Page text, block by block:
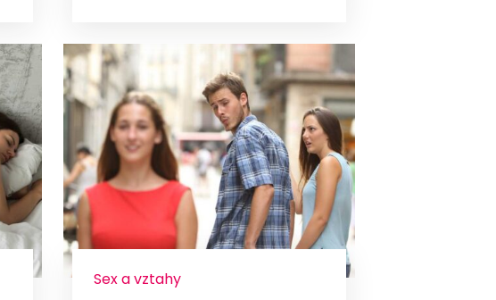
Sex a vztahy